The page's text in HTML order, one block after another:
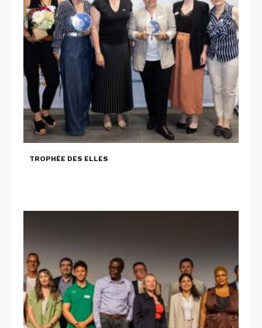
TROPHÉE DES ELLES